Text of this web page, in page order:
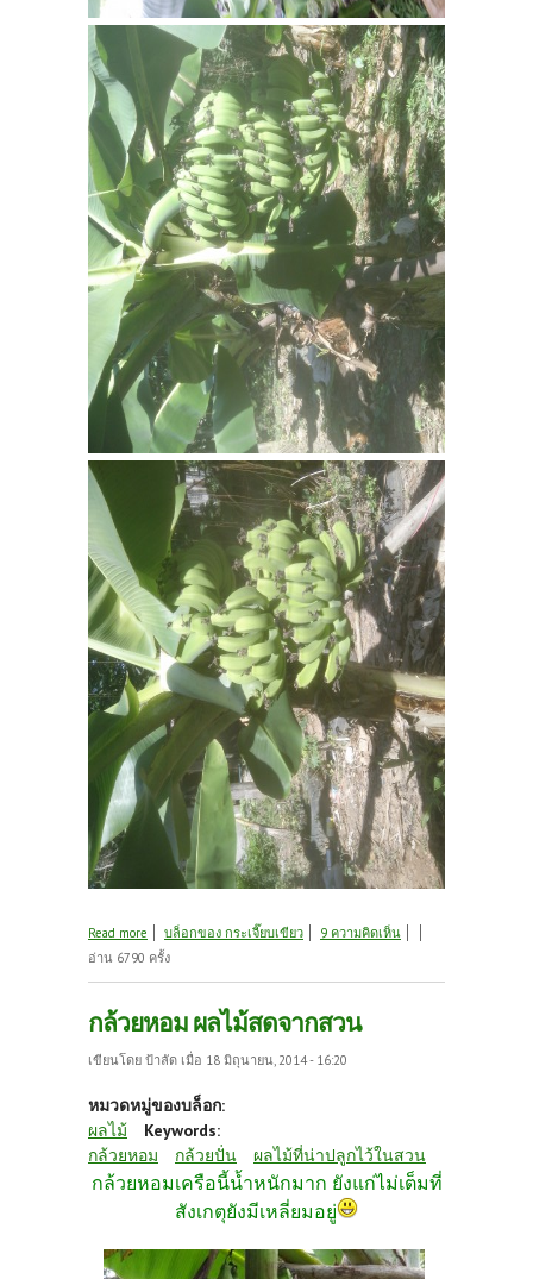
Read more about เฝ้ารอมานาน กะกล้วยเขียวหลังบ้านครับ
บล็อกของ กระเจี๊ยบเขียว
9 ความคิดเห็น
อ่าน 6790 ครั้ง
กล้วยหอม ผลไม้สดจากสวน
เขียนโดย ป้าลัด เมื่อ 18 มิถุนายน, 2014 - 16:20
หมวดหมู่ของบล็อก:
ผลไม้
Keywords:
กล้วยหอม
กล้วยปั่น ผลไม้ที่น่าปลูกไว้ในสวน
กล้วยหอมเครือนี้น้ำหนักมาก ยังแก่ไม่เต็มที่
สังเกตุยังมีเหลี่ยมอยู่